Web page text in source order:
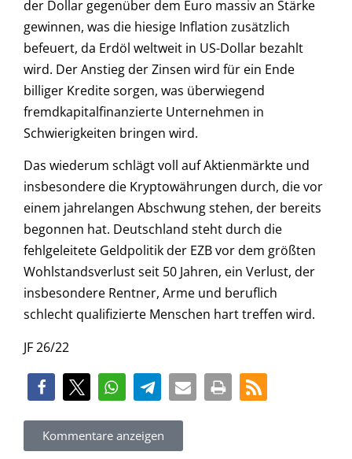
der Dollar gegenüber dem Euro massiv an Stärke
gewinnen, was die hiesige Inflation zusätzlich
befeuert, da Erdöl weltweit in US-Dollar bezahlt
wird. Der Anstieg der Zinsen wird für ein Ende
billiger Kredite sorgen, was überwiegend
fremdkapitalfinanzierte Unternehmen in
Schwierigkeiten bringen wird.
Das wiederum schlägt voll auf Aktienmärkte und
insbesondere die Kryptowährungen durch, die vor
einem jahrelangen Abschwung stehen, der bereits
begonnen hat. Deutschland steht durch die
fehlgeleitete Geldpolitik der EZB vor dem größten
Wohlstandsverlust seit 50 Jahren, ein Verlust, der
insbesondere Rentner, Arme und beruflich
schlecht qualifizierte Menschen hart treffen wird.
JF 26/22
Kommentare anzeigen